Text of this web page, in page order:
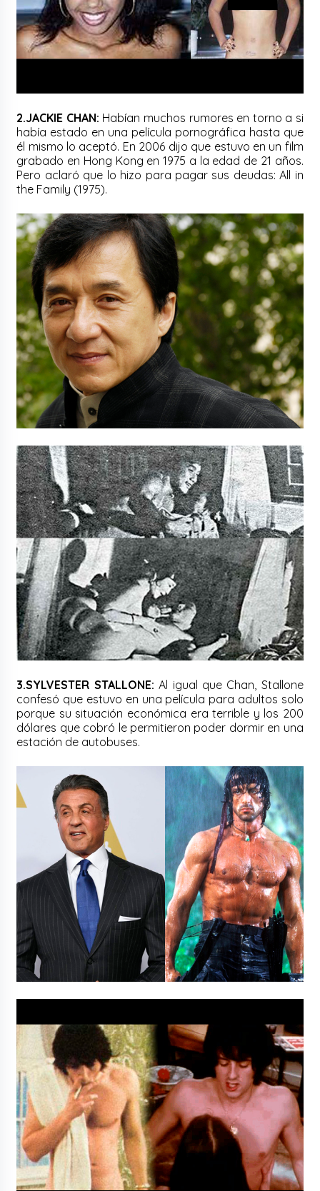
2.JACKIE CHAN: Habían muchos rumores en torno a si
había estado en una película pornográfica hasta que
él mismo lo aceptó. En 2006 dijo que estuvo en un film
grabado en Hong Kong en 1975 a la edad de 21 años.
Pero aclaró que lo hizo para pagar sus deudas: All in
the Family (1975).
3.SYLVESTER STALLONE: Al igual que Chan, Stallone
confesó que estuvo en una película para adultos solo
porque su situación económica era terrible y los 200
dólares que cobró le permitieron poder dormir en una
estación de autobuses.